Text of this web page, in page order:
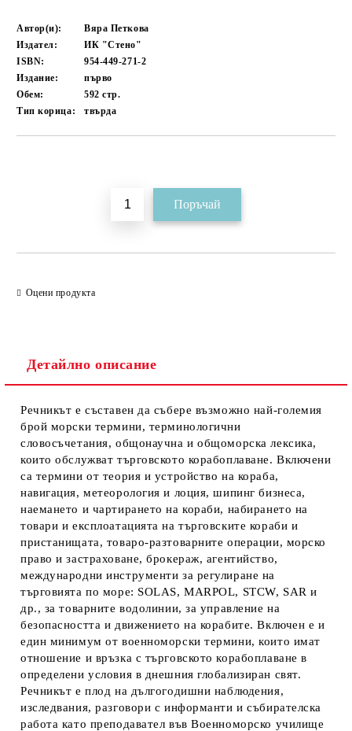
Автор(и):
Вяра Петкова
Издател:
ИК "Стено"
ISBN:
954-449-271-2
Издание:
първо
Обем:
592стр.
Тип корица:
твърда
Оцени продукта
Детайлно описание
Речникът е съставен да събере възможно най-големия
брой морски термини, терминологични
словосъчетания, общонаучна и общоморска лексика,
които обслужват търговското корабоплаване. Включени
са термини от теория и устройство на кораба,
навигация, метеорология и лоция, шипинг бизнеса,
наемането и чартирането на кораби, набирането на
товари и експлоатацията на търговските кораби и
пристанищата, товаро-разтоварните операции, морско
право и застраховане, брокераж, агентийство,
международни инструменти за регулиране на
търговията по море: SOLAS, MARPOL, STCW, SAR и
др., за товарните водолинии, за управление на
безопасността и движението на корабите. Включен е и
един минимум от военноморски термини, които имат
отношение и връзка с търговското корабоплаване в
определени условия в днешния глобализиран свят.
Речникът е плод на дългогодишни наблюдения,
изследвания, разговори с информанти и събирателска
работа като преподавател във Военноморско училище